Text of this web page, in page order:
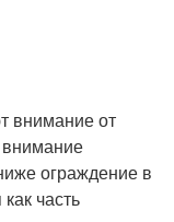
внимание от
внимание
ограждение в
часть